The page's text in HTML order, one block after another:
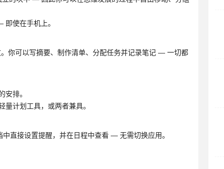
使在手机上。
你可以写摘要、制作清单、分配任务并记录笔记 — 一切都
安排。
计划工具，或两者兼具。
直接设置提醒，并在日程中查看 — 无需切换应用。